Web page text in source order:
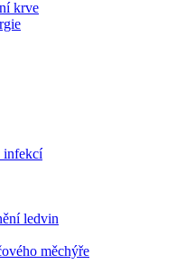
tu pro vás. Zvolte
a objednejte se do naší
krve
infekcí
ledvin
měchýře